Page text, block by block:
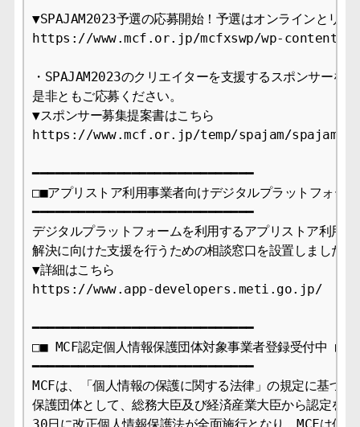
▼SPAJAM2023予選の応募開始！予選はオンラインとリ
https://www.mcf.or.jp/mcfxswp/wp-content/
・SPAJAM2023のクリエイターを支援するスポンサーを
是非ともご応募ください。
▼スポンサー募集提案書はこちら
https://www.mcf.or.jp/temp/spajam/
━━━━━━━━━━━━━━━━━━━━━━━━━━━━━
□■アプリストア利用事業者向けデジタルプラットフォー
━━━━━━━━━━━━━━━━━━━━━━━━━━━━━
デジタルプラットフォームを利用するアプリストア利用
解決に向けた支援を行うための相談窓口を設置しました。
▼詳細はこちら
https://www.app-developers.meti.go.jp/
━━━━━━━━━━━━━━━━━━━━━━━━━━━━━
□■ MCF認定個人情報保護団体対象事業者登録受付中 ■□
━━━━━━━━━━━━━━━━━━━━━━━━━━━━━
MCFは、「個人情報の保護に関する法律」の規定に基づき
保護団体として、総務大臣及び経済産業大臣から認定を